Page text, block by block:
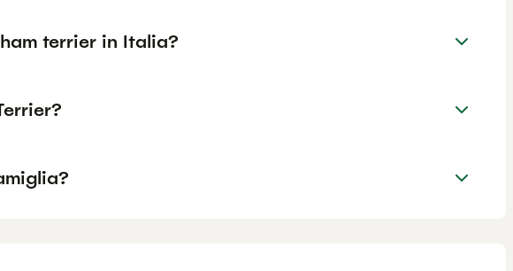
terrier in Italia?